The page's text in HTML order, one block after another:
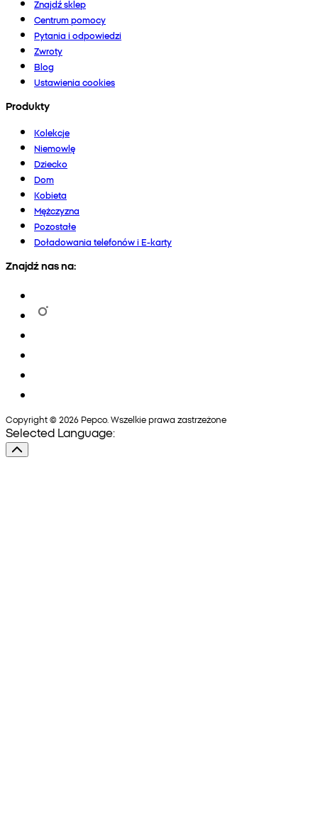
Znajdź sklep
Centrum pomocy
Pytania i odpowiedzi
Zwroty
Blog
Ustawienia cookies
Produkty
Kolekcje
Niemowlę
Dziecko
Dom
Kobieta
Mężczyzna
Pozostałe
Doładowania telefonów i E-karty
Znajdź nas na:
Copyright © 2026 Pepco. Wszelkie prawa zastrzeżone
Selected Language: